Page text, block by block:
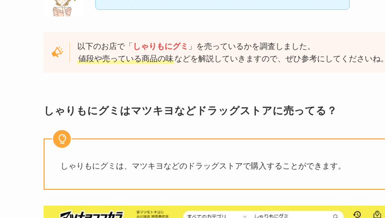
以下のお店で「 しゃりもにグミ 」を売っているかを調査しました。
値段や売っている商品の味などを解説していきますので、ぜひ参考にしてくださいね。
しゃりもにグミはマツキヨなどドラッグストアに売ってる？
しゃりもにグミは、マツキヨなどのドラッグストアで購入することができます。